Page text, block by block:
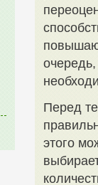
Перед
этого